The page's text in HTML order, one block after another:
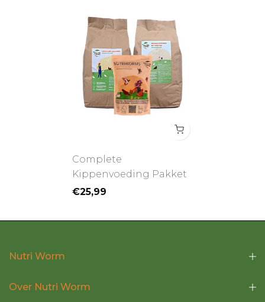
Complete
Kippenvoeding Pakket
€25,99
Nutri Worm
Over Nutri Worm